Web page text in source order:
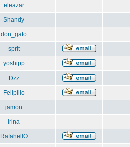
eleazar
Shandy
don_gato
sprit
yoshipp
Dzz
Felipillo
jamon
irina
RafahellO